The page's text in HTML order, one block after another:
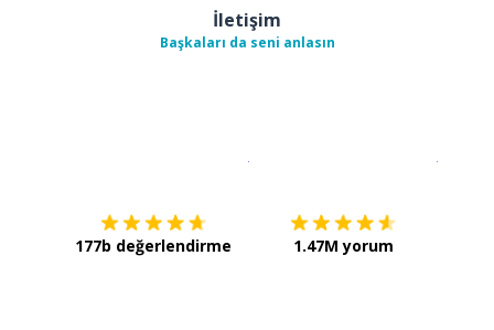
İletişim
Başkaları da seni anlasın
177b değerlendirme 1.47M yorum